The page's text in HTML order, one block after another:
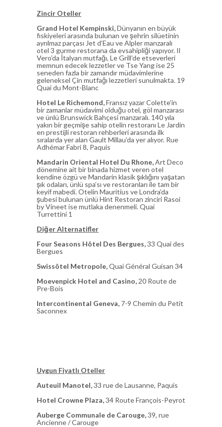
Zincir Oteller
Grand Hotel Kempinski,Dünyanın en büyük
fıskiyeleri arasında bulunan ve şehrin silüetinin
ayrılmaz parçası Jet d’Eau ve Alpler manzaralı
otel 3 gurme restorana da evsahipliği yapıyor. Il
Vero’da İtalyan mutfağı, Le Grill’de etseverleri
memnun edecek lezzetler ve Tse Yang ise 25
seneden fazla bir zamandır müdavimlerine
geleneksel Çin mutfağı lezzetleri sunulmakta. 19
Quai du Mont-Blanc
Hotel Le Richemond,Fransız yazar Colette’in
bir zamanlar müdavimi olduğu otel, göl manzarası
ve ünlü Brunswick Bahçesi manzaralı. 140 yıla
yakın bir geçmişe sahip otelin restoranı Le Jardin
en prestijli restoran rehberleri arasında ilk
sıralarda yer alan Gault Millau’da yer alıyor. Rue
Adhémar Fabri 8, Paquis
Mandarin Oriental Hotel Du Rhone,Art Deco
dönemine ait bir binada hizmet veren otel
kendine özgü ve Mandarin klasik şıklığını yaşatan
şık odaları, ünlü spa’sı ve restoranları ile tam bir
keyif mabedi. Otelin Mauritius ve Londra’da
şubesi bulunan ünlü Hint Restoran zinciri Rasoi
by Vineet ise mutlaka denenmeli. Quai
Turrettini 1
Diğer Alternatifler
Four Seasons Hôtel Des Bergues,33 Quai des
Bergues
Swissôtel Metropole,Quai Général Guisan 34
Moevenpick Hotel and Casino, 20 Route de
Pre-Bois
Intercontinental Geneva, 7-9 Chemin du Petit
Saconnex
Uygun Fiyatlı Oteller
Auteuil Manotel,33 rue de Lausanne, Paquis
Hotel Crowne Plaza,34 Route François-Peyrot
Auberge Communale de Carouge,39, rue
Ancienne / Carouge